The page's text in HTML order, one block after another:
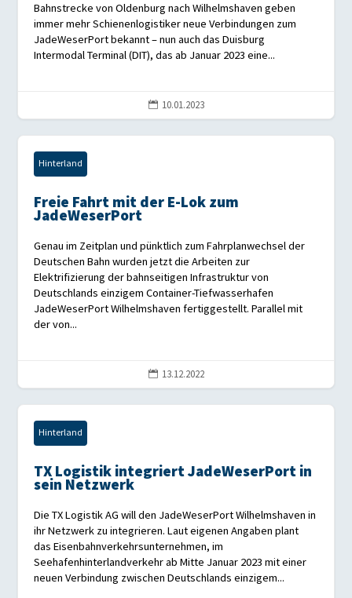
Bahnstrecke von Oldenburg nach Wilhelmshaven geben
immer mehr Schienenlogistiker neue Verbindungen zum
JadeWeserPort bekannt – nun auch das Duisburg
Intermodal Terminal (DIT), das ab Januar 2023 eine...
 10.01.2023
Hinterland
Freie Fahrt mit der E-Lok zum
JadeWeserPort
Genau im Zeitplan und pünktlich zum Fahrplanwechsel der
Deutschen Bahn wurden jetzt die Arbeiten zur
Elektrifizierung der bahnseitigen Infrastruktur von
Deutschlands einzigem Container-Tiefwasserhafen
JadeWeserPort Wilhelmshaven fertiggestellt. Parallel mit
der von...
 13.12.2022
Hinterland
TX Logistik integriert JadeWeserPort in
sein Netzwerk
Die TX Logistik AG will den JadeWeserPort Wilhelmshaven in
ihr Netzwerk zu integrieren. Laut eigenen Angaben plant
das Eisenbahnverkehrsunternehmen, im
Seehafenhinterlandverkehr ab Mitte Januar 2023 mit einer
neuen Verbindung zwischen Deutschlands einzigem...